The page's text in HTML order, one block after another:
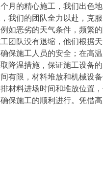
月的精心施工，我们出色
我们的团队全力以赴，克
如恶劣的天气条件，频繁
团队没有退缩，他们根据
保施工人员的安全；在高
降温措施，保证施工设备
有限，材料堆放和机械设
材料进场时间和堆放位置
保施工的顺利进行。凭借